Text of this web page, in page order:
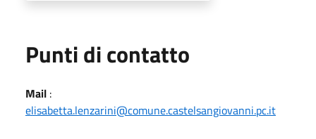
Punti di contatto
Mail :
elisabetta.lenzarini@comune.castelsangiovanni.pc.it